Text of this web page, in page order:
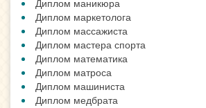
Диплом маникюра
Диплом маркетолога
Диплом массажиста
Диплом мастера спорта
Диплом математика
Диплом матроса
Диплом машиниста
Диплом медбрата